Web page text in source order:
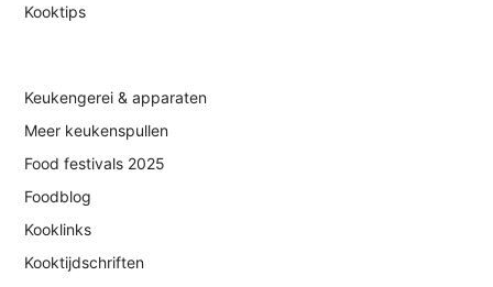
Kooktips
Keukengerei & apparaten
Meer keukenspullen
Food festivals 2025
Foodblog
Kooklinks
Kooktijdschriften